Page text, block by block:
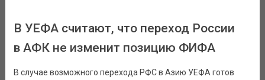
В УЕФА считают, что переход России
в АФК не изменит позицию ФИФА
В случае возможного перехода РФС в Азию УЕФА готов